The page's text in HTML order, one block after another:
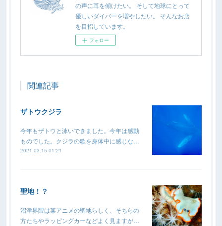
の声に耳を傾けたい。 そして地球にとって
優しいダイバーを増やしたい。 そんなお店
を目指しています。
フォロー
関連記事
ザトウクジラ
今年もザトウと泳いできました。今年は感動
ものでした。クジラの歌を身体中に感じな…
2021.03.15 01:21
聖地！？
沼津界隈は某アニメの聖地らしく、そちらの
方たちやラッピングカーなどよく見ますが…